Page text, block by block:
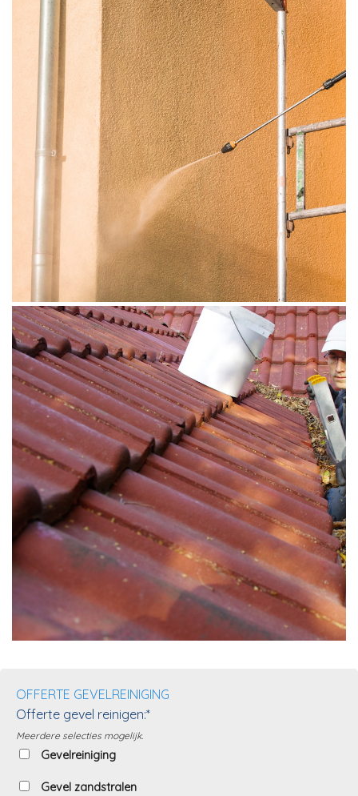
OFFERTE GEVELREINIGING
Offerte gevel reinigen:*
Meerdere selecties mogelijk.
Gevelreiniging
Gevel zandstralen